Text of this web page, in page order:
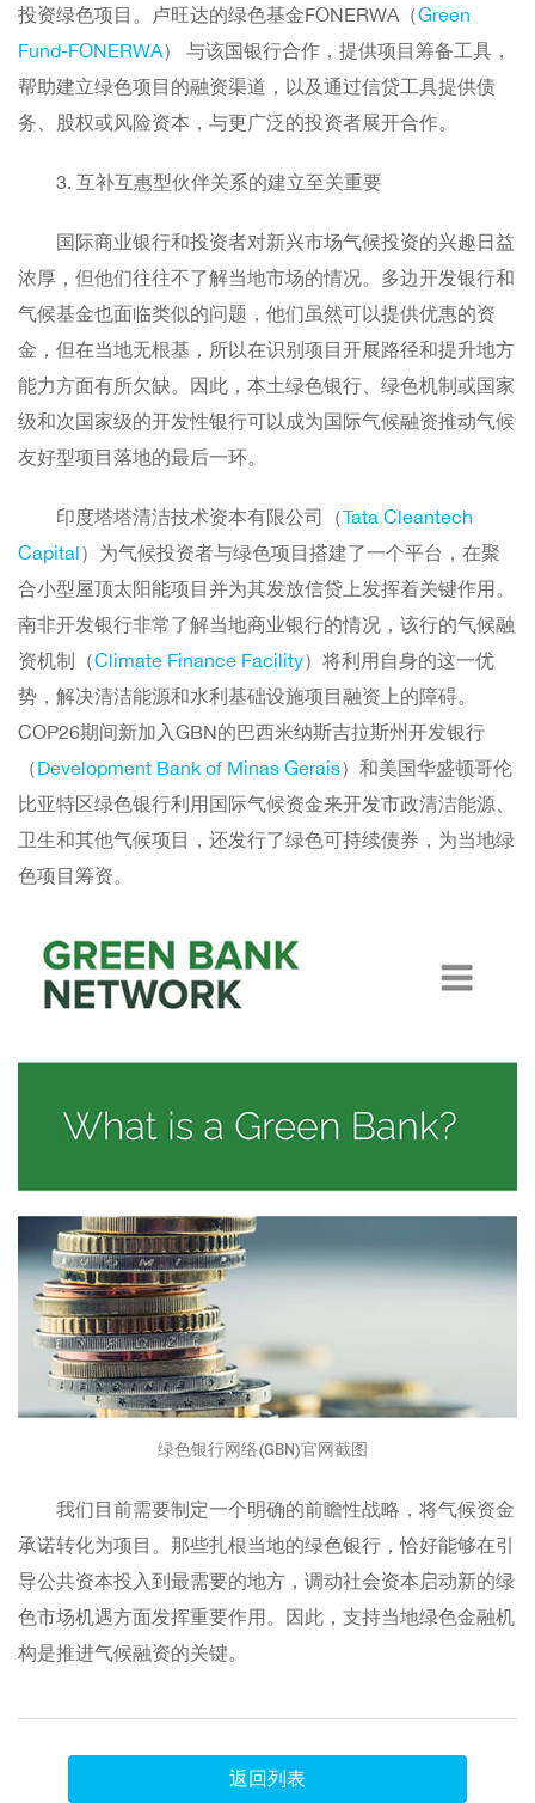
投资绿色项目。卢旺达的绿色基金FONERWA（Green
Fund-FONERWA） 与该国银行合作，提供项目筹备工具，
帮助建立绿色项目的融资渠道，以及通过信贷工具提供债
务、股权或风险资本，与更广泛的投资者展开合作。
3. 互补互惠型伙伴关系的建立至关重要
国际商业银行和投资者对新兴市场气候投资的兴趣日益
浓厚，但他们往往不了解当地市场的情况。多边开发银行和
气候基金也面临类似的问题，他们虽然可以提供优惠的资
金，但在当地无根基，所以在识别项目开展路径和提升地方
能力方面有所欠缺。因此，本土绿色银行、绿色机制或国家
级和次国家级的开发性银行可以成为国际气候融资推动气候
友好型项目落地的最后一环。
印度塔塔清洁技术资本有限公司（Tata Cleantech
Capital）为气候投资者与绿色项目搭建了一个平台，在聚
合小型屋顶太阳能项目并为其发放信贷上发挥着关键作用。
南非开发银行非常了解当地商业银行的情况，该行的气候融
资机制（Climate Finance Facility）将利用自身的这一优
势，解决清洁能源和水利基础设施项目融资上的障碍。
COP26期间新加入GBN的巴西米纳斯吉拉斯州开发银行
（Development Bank of Minas Gerais）和美国华盛顿哥伦
比亚特区绿色银行利用国际气候资金来开发市政清洁能源、
卫生和其他气候项目，还发行了绿色可持续债券，为当地绿
色项目筹资。
绿色银行网络(GBN)官网截图
我们目前需要制定一个明确的前瞻性战略，将气候资金
承诺转化为项目。那些扎根当地的绿色银行，恰好能够在引
导公共资本投入到最需要的地方，调动社会资本启动新的绿
色市场机遇方面发挥重要作用。因此，支持当地绿色金融机
构是推进气候融资的关键。
返回列表